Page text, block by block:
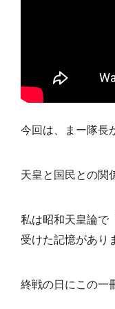
今回は、まー隊長
天皇と国民との関
私は昭和天皇論で
受けた記憶があり
終戦の日にこの一